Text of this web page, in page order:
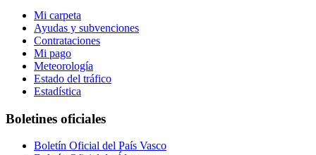
Mi carpeta
Ayudas y subvenciones
Contrataciones
Mi pago
Meteorología
Estado del tráfico
Estadística
Boletines oficiales
Boletín Oficial del País Vasco